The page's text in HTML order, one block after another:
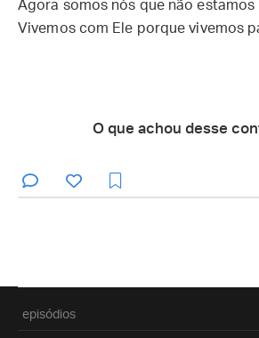
Agora somos nós que não estamos
Vivemos com Ele porque vivemos
O que achou desse
episódios